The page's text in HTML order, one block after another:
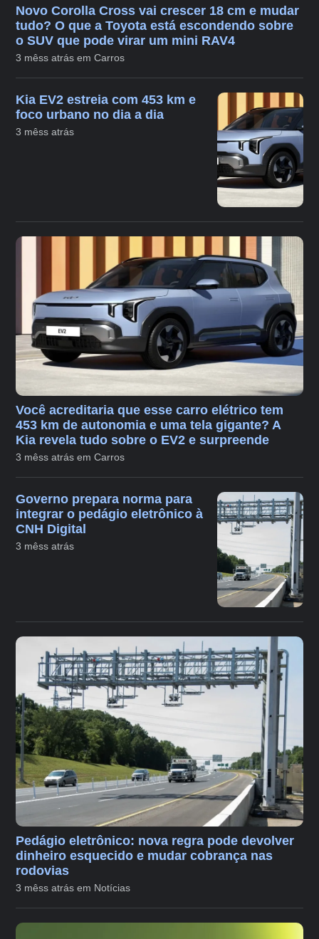
Novo Corolla Cross vai crescer 18 cm e mudar
tudo? O que a Toyota está escondendo sobre
o SUV que pode virar um mini RAV4
3 mêss atrás em Carros
Kia EV2 estreia com 453 km e
foco urbano no dia a dia
3 mêss atrás
Você acreditaria que esse carro elétrico tem
453 km de autonomia e uma tela gigante? A
Kia revela tudo sobre o EV2 e surpreende
3 mêss atrás em Carros
Governo prepara norma para
integrar o pedágio eletrônico à
CNH Digital
3 mêss atrás
Pedágio eletrônico: nova regra pode devolver
dinheiro esquecido e mudar cobrança nas
rodovias
3 mêss atrás em Notícias